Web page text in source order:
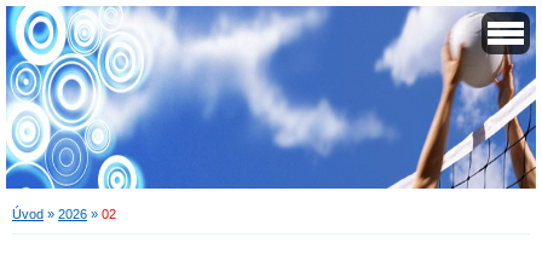
Úvod » 2026 » 02